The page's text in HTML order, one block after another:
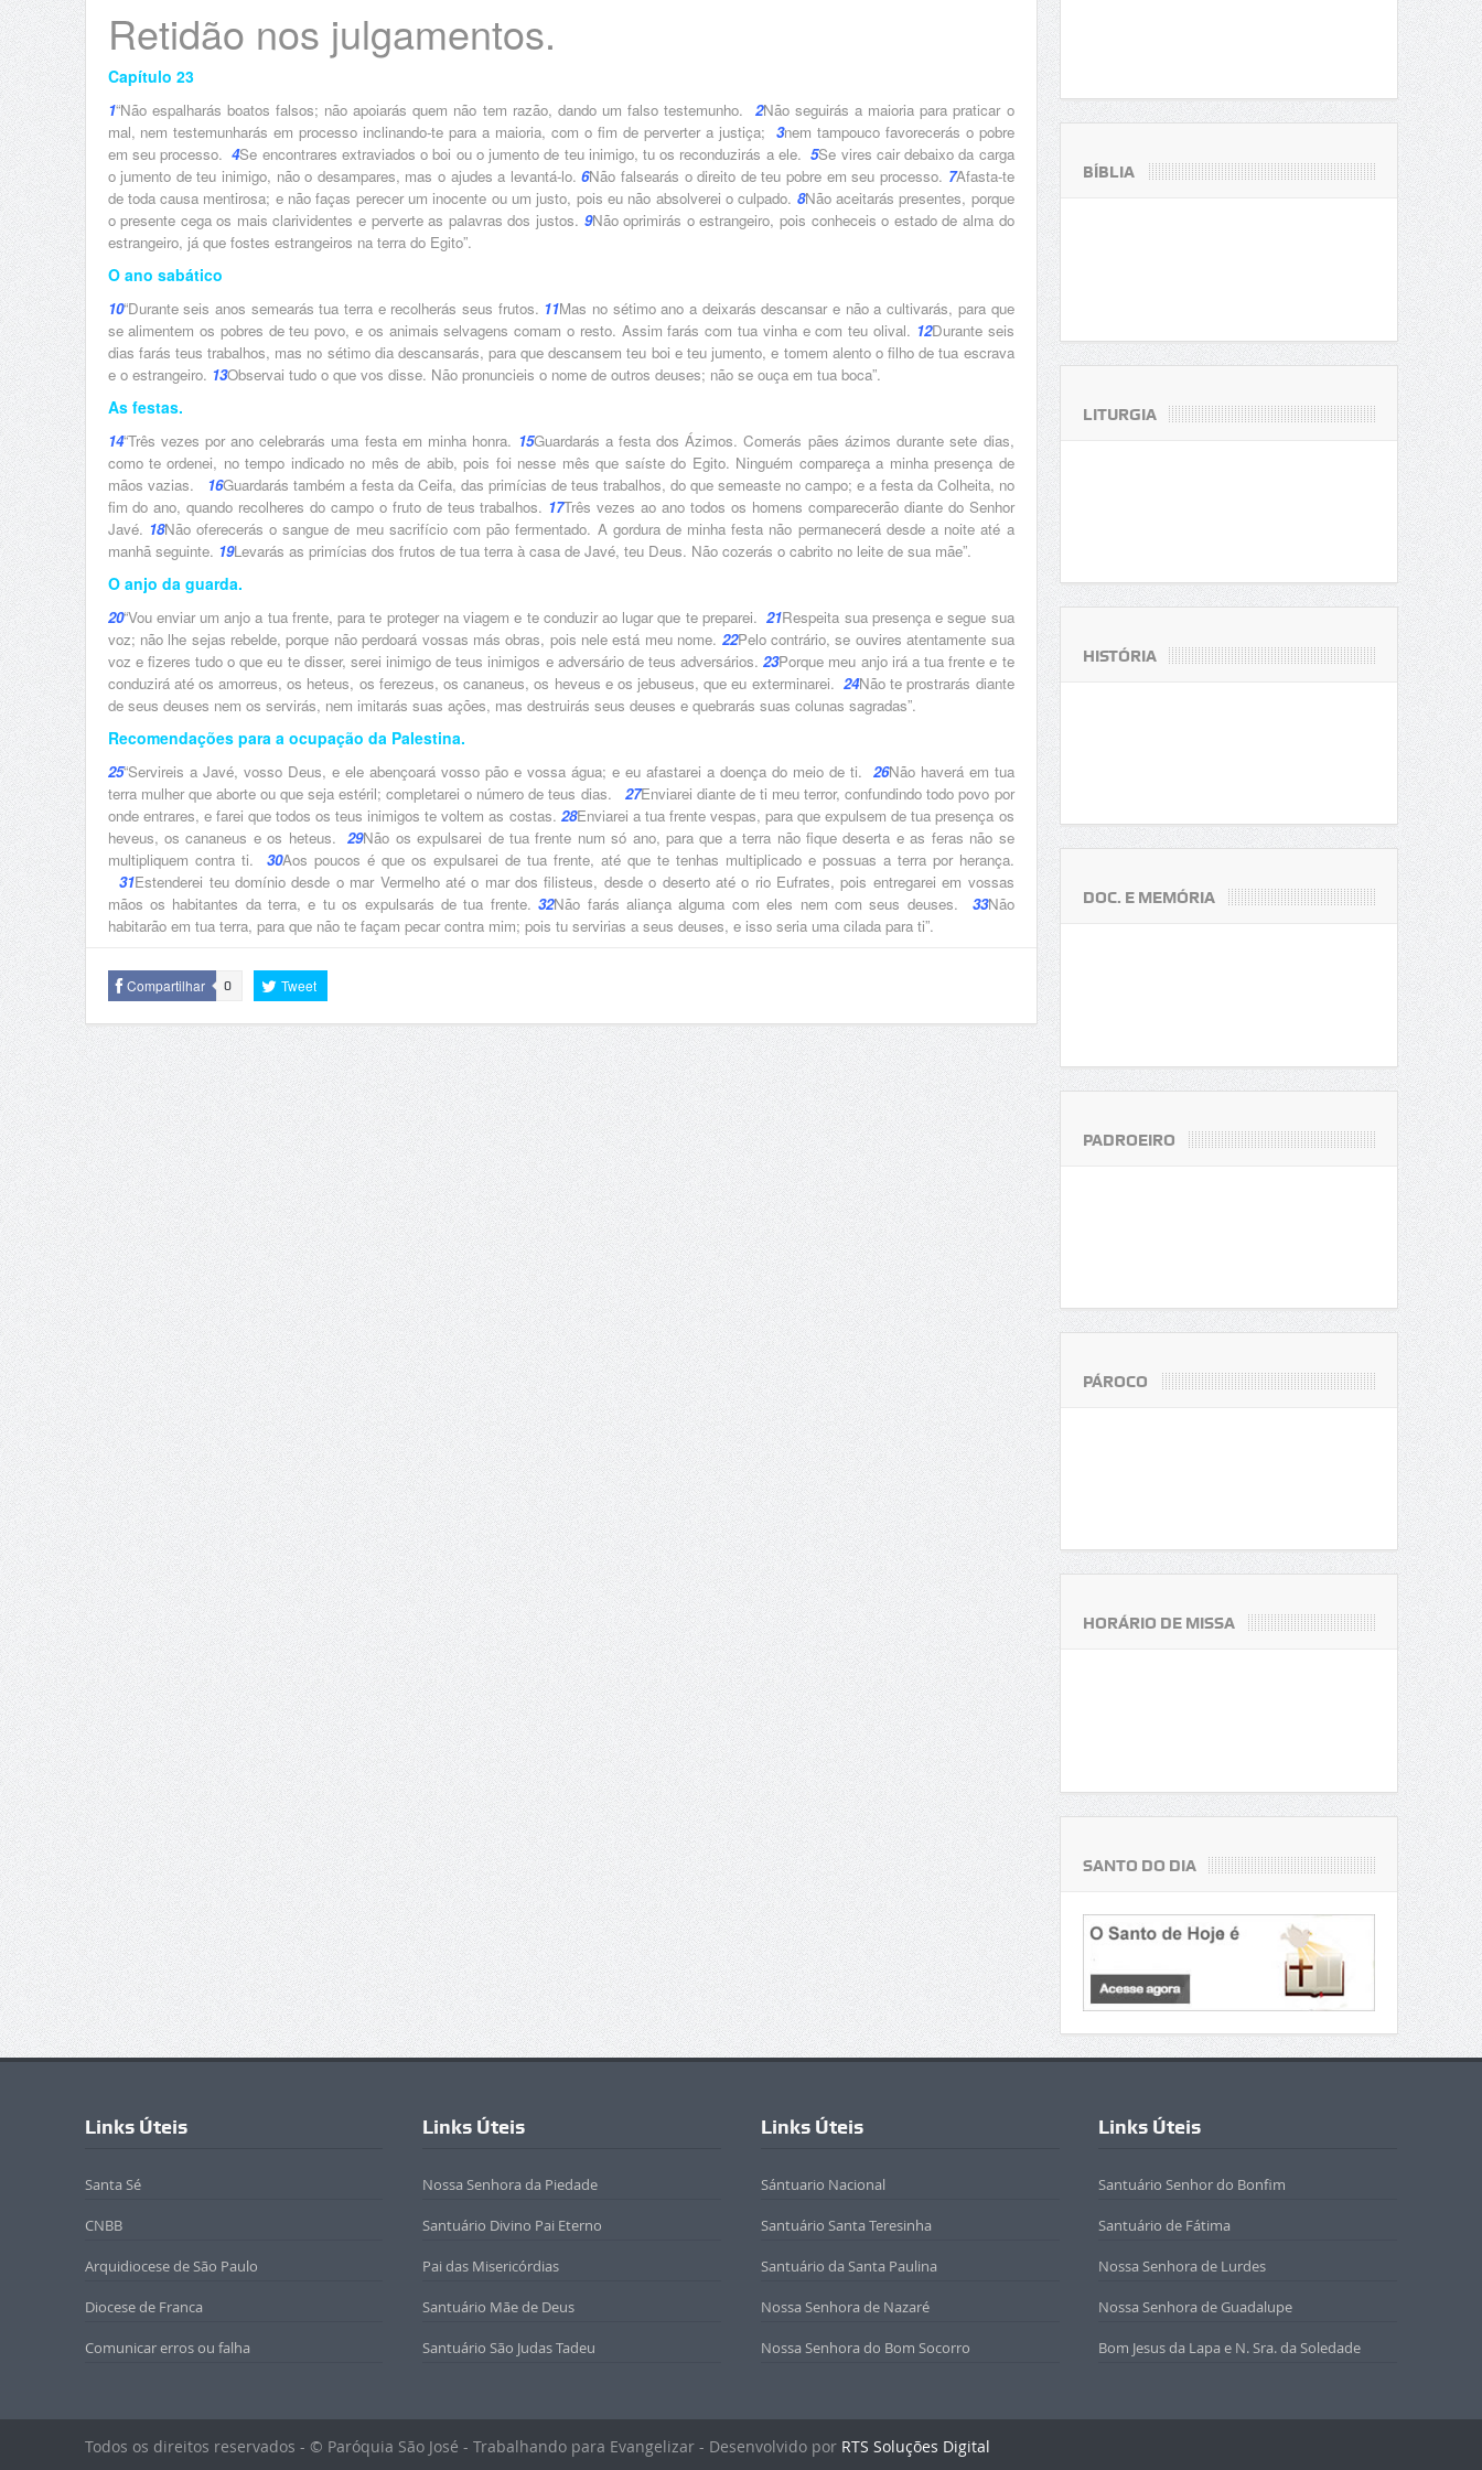
Retidão nos julgamentos.
Capítulo 23
1“Não espalharás boatos falsos; não apoiarás quem não tem razão, dando um falso testemunho. 2Não seguirás a maioria para praticar o
mal, nem testemunharás em processo inclinando-te para a maioria, com o fim de perverter a justiça; 3nem tampouco favorecerás o pobre
em seu processo. 4Se encontrares extraviados o boi ou o jumento de teu inimigo, tu os reconduzirás a ele. 5Se vires cair debaixo da carga
o jumento de teu inimigo, não o desampares, mas o ajudes a levantá-lo. 6Não falsearás o direito de teu pobre em seu processo. 7Afasta-te
de toda causa mentirosa; e não faças perecer um inocente ou um justo, pois eu não absolverei o culpado. 8Não aceitarás presentes, porque
o presente cega os mais clarividentes e perverte as palavras dos justos. 9Não oprimirás o estrangeiro, pois conheceis o estado de alma do
estrangeiro, já que fostes estrangeiros na terra do Egito”.
O ano sabático
10“Durante seis anos semearás tua terra e recolherás seus frutos. 11Mas no sétimo ano a deixarás descansar e não a cultivarás, para que
se alimentem os pobres de teu povo, e os animais selvagens comam o resto. Assim farás com tua vinha e com teu olival. 12Durante seis
dias farás teus trabalhos, mas no sétimo dia descansarás, para que descansem teu boi e teu jumento, e tomem alento o filho de tua escrava
e o estrangeiro. 13Observai tudo o que vos disse. Não pronuncieis o nome de outros deuses; não se ouça em tua boca”.
As festas.
14“Três vezes por ano celebrarás uma festa em minha honra. 15Guardarás a festa dos Ázimos. Comerás pães ázimos durante sete dias,
como te ordenei, no tempo indicado no mês de abib, pois foi nesse mês que saíste do Egito. Ninguém compareça a minha presença de
mãos vazias. 16Guardarás também a festa da Ceifa, das primícias de teus trabalhos, do que semeaste no campo; e a festa da Colheita, no
fim do ano, quando recolheres do campo o fruto de teus trabalhos. 17Três vezes ao ano todos os homens comparecerão diante do Senhor
Javé. 18Não oferecerás o sangue de meu sacrifício com pão fermentado. A gordura de minha festa não permanecerá desde a noite até a
manhã seguinte. 19Levarás as primícias dos frutos de tua terra à casa de Javé, teu Deus. Não cozerás o cabrito no leite de sua mãe”.
O anjo da guarda.
20“Vou enviar um anjo a tua frente, para te proteger na viagem e te conduzir ao lugar que te preparei. 21Respeita sua presença e segue sua
voz; não lhe sejas rebelde, porque não perdoará vossas más obras, pois nele está meu nome. 22Pelo contrário, se ouvires atentamente sua
voz e fizeres tudo o que eu te disser, serei inimigo de teus inimigos e adversário de teus adversários.23Porque meu anjo irá a tua frente e te
conduzirá até os amorreus, os heteus, os ferezeus, os cananeus, os heveus e os jebuseus, que eu exterminarei. 24Não te prostrarás diante
de seus deuses nem os servirás, nem imitarás suas ações, mas destruirás seus deuses e quebrarás suas colunas sagradas”.
Recomendações para a ocupação da Palestina.
25“Servireis a Javé, vosso Deus, e ele abençoará vosso pão e vossa água; e eu afastarei a doença do meio de ti. 26Não haverá em tua
terra mulher que aborte ou que seja estéril; completarei o número de teus dias.
27Enviarei diante de ti meu terror, confundindo todo povo por
onde entrares, e farei que todos os teus inimigos te voltem as costas. 28Enviarei a tua frente vespas, para que expulsem de tua presença os
heveus, os cananeus e os heteus. 29Não os expulsarei de tua frente num só ano, para que a terra não fique deserta e as feras não se
multipliquem contra ti.
30Aos poucos é que os expulsarei de tua frente, até que te tenhas multiplicado e possuas a terra por herança.
31Estenderei teu domínio desde o mar Vermelho até o mar dos filisteus, desde o deserto até o rio Eufrates, pois entregarei em vossas
mãos os habitantes da terra, e tu os expulsarás de tua frente.32Não farás aliança alguma com eles nem com seus deuses. 33Não
habitarão em tua terra, para que não te façam pecar contra mim; pois tu servirias a seus deuses, e isso seria uma cilada para ti”.
Compartilhar 0 Tweet
BÍBLIA
LITURGIA
HISTÓRIA
DOC. E MEMÓRIA
PADROEIRO
PÁROCO
HORÁRIO DE MISSA
SANTO DO DIA
Links Úteis
Santa Sé
CNBB
Arquidiocese de São Paulo
Diocese de Franca
Comunicar erros ou falha
Links Úteis
Nossa Senhora da Piedade
Santuário Divino Pai Eterno
Pai das Misericórdias
Santuário Mãe de Deus
Santuário São Judas Tadeu
Links Úteis
Sántuario Nacional
Santuário Santa Teresinha
Santuário da Santa Paulina
Nossa Senhora de Nazaré
Nossa Senhora do Bom Socorro
Links Úteis
Santuário Senhor do Bonfim
Santuário de Fátima
Nossa Senhora de Lurdes
Nossa Senhora de Guadalupe
Bom Jesus da Lapa e N. Sra. da Soledade
Todos os direitos reservados - © Paróquia São José - Trabalhando para Evangelizar - Desenvolvido por RTS Soluções Digital